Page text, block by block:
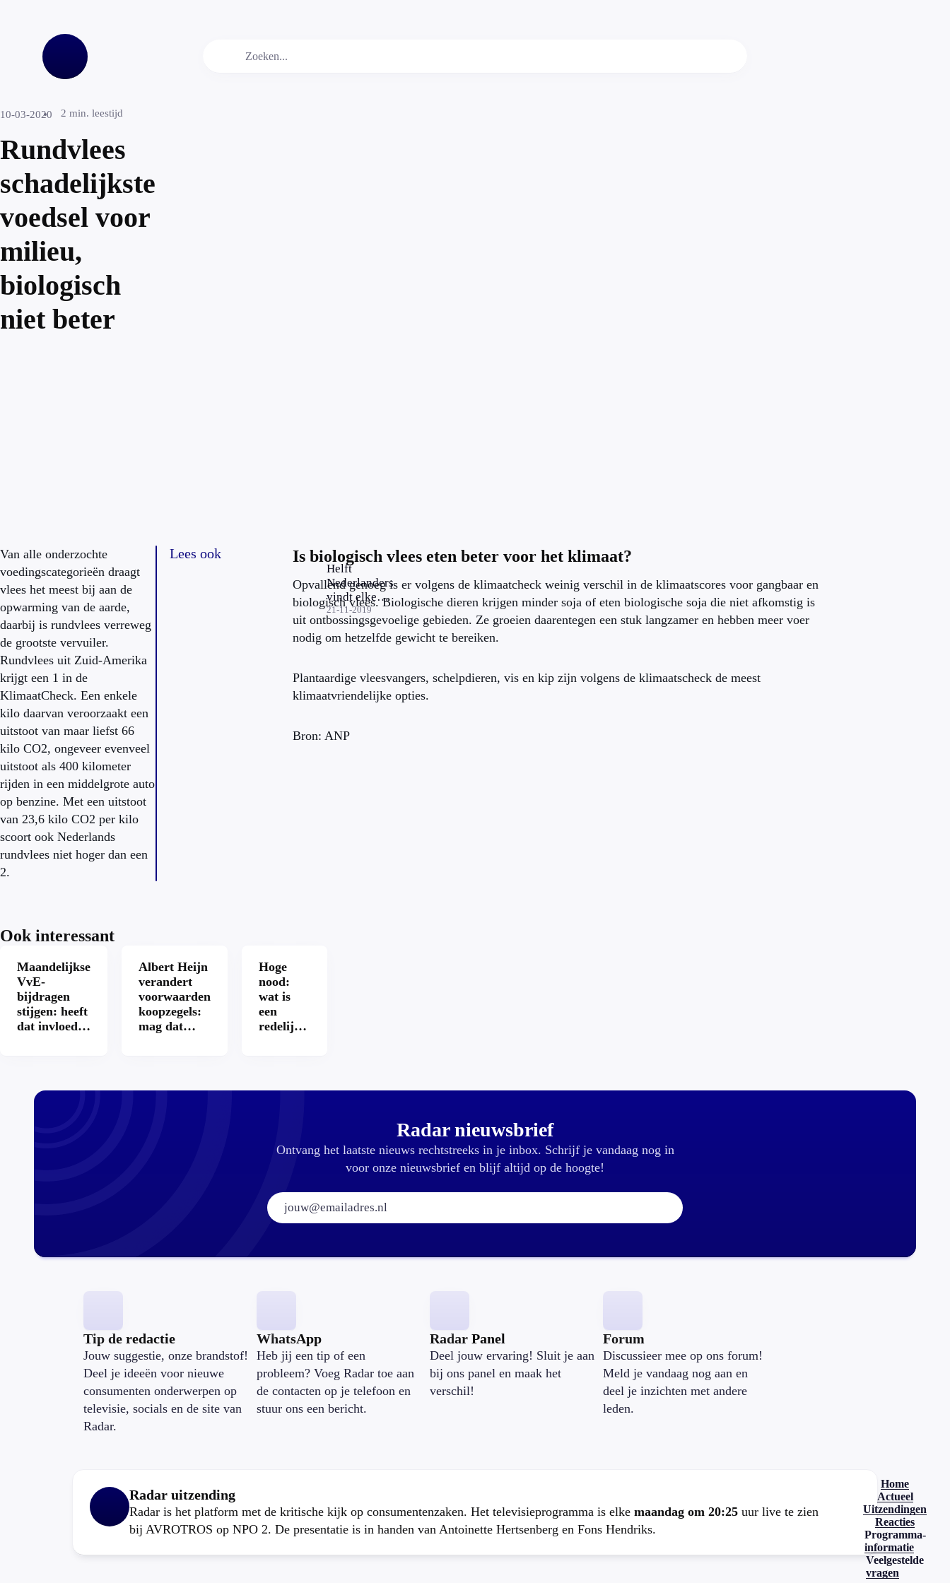
10-03-2020 2 min. leestijd
Rundvlees
schadelijkste
voedsel voor
milieu,
biologisch
niet beter
Van alle onderzochte
voedingscategorieën draagt
vlees het meest bij aan de
opwarming van de aarde,
daarbij is rundvlees verreweg
de grootste vervuiler.
Rundvlees uit Zuid-Amerika
krijgt een 1 in de
KlimaatCheck. Een enkele
kilo daarvan veroorzaakt een
uitstoot van maar liefst 66
kilo CO2, ongeveer evenveel
uitstoot als 400 kilometer
rijden in een middelgrote auto
op benzine. Met een uitstoot
van 23,6 kilo CO2 per kilo
scoort ook Nederlands
rundvlees niet hoger dan een
2.
Lees ook
Helft
Nederlanders
vindt elke
dag vlees
niet meer
van deze tijd
21-11-2019
Is biologisch vlees eten beter voor het klimaat?
Opvallend genoeg is er volgens de klimaatcheck weinig verschil in de klimaatscores voor gangbaar en
biologisch vlees. Biologische dieren krijgen minder soja of eten biologische soja die niet afkomstig is
uit ontbossingsgevoelige gebieden. Ze groeien daarentegen een stuk langzamer en hebben meer voer
nodig om hetzelfde gewicht te bereiken.
Plantaardige vleesvangers, schelpdieren, vis en kip zijn volgens de klimaatscheck de meest
klimaatvriendelijke opties.
Bron: ANP
Ook interessant
Maandelijkse
VvE-
bijdragen
stijgen: heeft
dat invloed
Albert Heijn
verandert
voorwaarden
koopzegels:
mag dat
Hoge
nood:
wat is
een
redelijke
Radar nieuwsbrief
Ontvang het laatste nieuws rechtstreeks in je inbox. Schrijf je vandaag nog in
voor onze nieuwsbrief en blijf altijd op de hoogte!
E-mailadres:
Tip de redactie
Jouw suggestie, onze brandstof!
Deel je ideeën voor nieuwe
consumenten onderwerpen op
televisie, socials en de site van
Radar.
WhatsApp
Heb jij een tip of een
probleem? Voeg Radar toe aan
de contacten op je telefoon en
stuur ons een bericht.
Radar Panel
Deel jouw ervaring! Sluit je aan
bij ons panel en maak het
verschil!
Forum
Discussieer mee op ons forum!
Meld je vandaag nog aan en
deel je inzichten met andere
leden.
Radar uitzending
Radar is het platform met de kritische kijk op consumentenzaken. Het televisieprogramma is elke maandag om 20:25 uur live te zien
bij AVROTROS op NPO 2. De presentatie is in handen van Antoinette Hertsenberg en Fons Hendriks.
Home
Actueel
Uitzendingen
Reacties
Programma-
informatie
Veelgestelde
vragen